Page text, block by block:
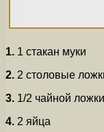
1. 1 стакан муки
2. 2 столовые
3. 1/2 чайной
4. 2 яйца